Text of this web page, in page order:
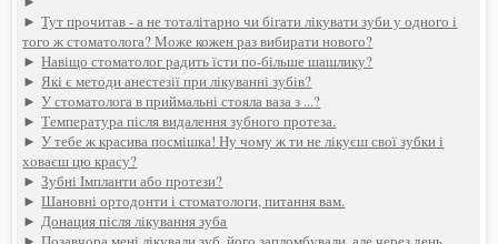
►Тут прочитав - а не тоталітарно чи бігати лікувати зуби у одного і
того ж стоматолога? Може кожен раз вибирати нового?
►Навіщо стоматолог радить їсти по-більше шашлику?
►Які є методи анестезії при лікуванні зубів?
►У стоматолога в приймальні стояла ваза з ...?
►Температура після видалення зубного протеза.
►У тебе ж красива посмішка! Ну чому ж ти не лікуєш свої зубки і
ховаєш цю красу?
►Зубні Імпланти або протези?
►Шановні ортодонти і стоматологи, питання вам.
►Донация після лікування зуба